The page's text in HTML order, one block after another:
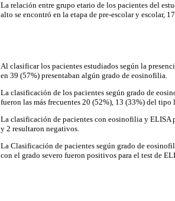
La relación entre grupo etario de los pacientes del
alto se encontró en la etapa de pre-escolar y escolar,
Al clasificar los pacientes estudiados según la
en 39 (57%) presentaban algún grado de eosinofilia.
La clasificación de los pacientes según grado de
fueron las más frecuentes 20 (52%), 13 (33%) del tipo
La clasificación de pacientes con eosinofilia y ELISA
y 2 resultaron negativos.
La Clasificación de pacientes según grado de
con el grado severo fueron positivos para el test de